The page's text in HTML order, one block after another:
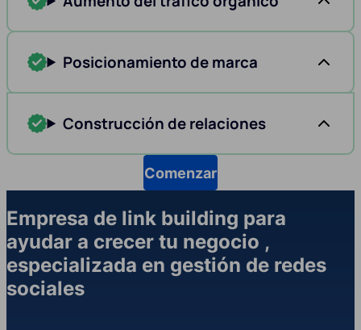
Posicionamiento de marca
Construcción de relaciones
Comenzar
Empresa de link building para
ayudar a crecer tu negocio ,
especializada en gestión de redes
sociales